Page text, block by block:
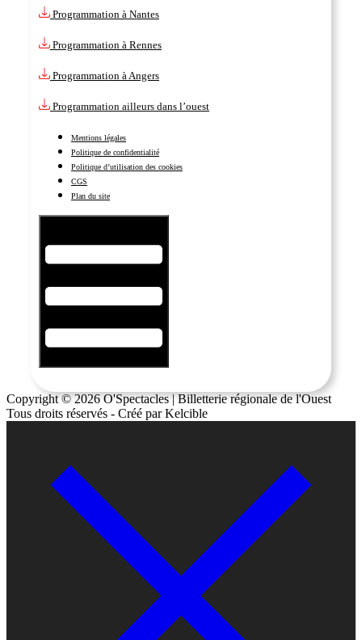
Programmation à Nantes
Programmation à Rennes
Programmation à Angers
Programmation ailleurs dans l’ouest
Mentions légales
Politique de confidentialité
Politique d’utilisation des cookies
CGS
Plan du site
Copyright © 2026 O'Spectacles | Billetterie régionale de l'Ouest
Tous droits réservés - Créé par Kelcible